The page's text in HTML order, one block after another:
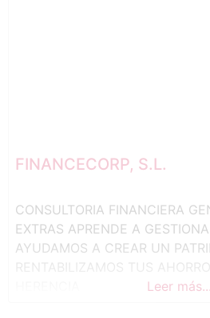
FINANCECORP, S.L.
CONSULTORIA FINANCIERA
EXTRAS APRENDE A
AYUDAMOS A CREAR UN
Leer más...